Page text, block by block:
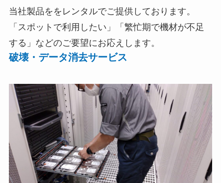
当社製品ををレンタルでご提供しております。
「スポットで利用したい」「繁忙期で機材が不足
する」などのご要望にお応えします。
破壊・データ消去サービス